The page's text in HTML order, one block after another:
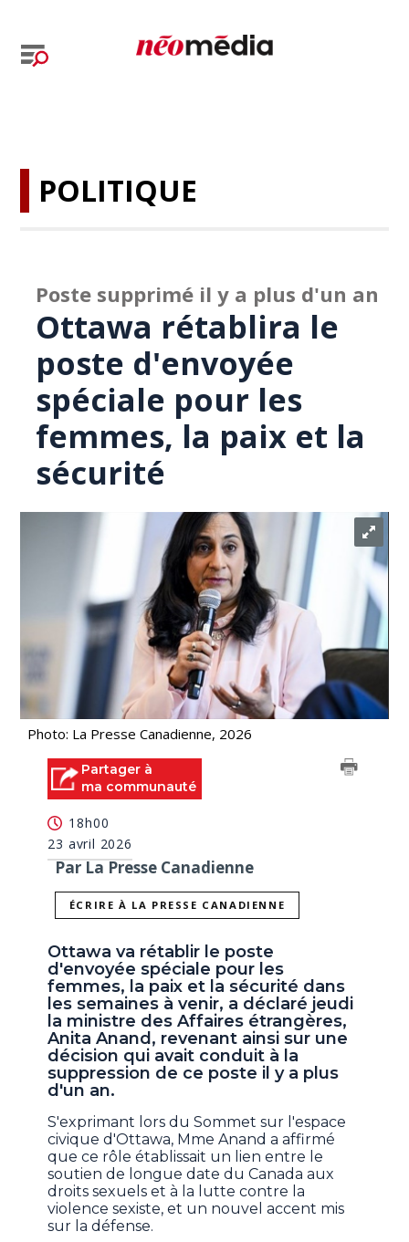
POLITIQUE
Poste supprimé il y a plus d'un an
Ottawa rétablira le
poste d'envoyée
spéciale pour les
femmes, la paix et la
sécurité
Photo: La Presse Canadienne, 2026
Partager à
ma communauté
18h00
23 avril 2026
Par La Presse Canadienne
ÉCRIRE À LA PRESSE CANADIENNE
Ottawa va rétablir le poste
d'envoyée spéciale pour les
femmes, la paix et la sécurité dans
les semaines à venir, a déclaré jeudi
la ministre des Affaires étrangères,
Anita Anand, revenant ainsi sur une
décision qui avait conduit à la
suppression de ce poste il y a plus
d'un an.
S'exprimant lors du Sommet sur l'espace
civique d'Ottawa, Mme Anand a affirmé
que ce rôle établissait un lien entre le
soutien de longue date du Canada aux
droits sexuels et à la lutte contre la
violence sexiste, et un nouvel accent mis
sur la défense.